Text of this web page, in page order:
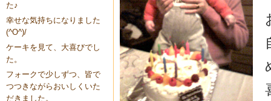
た♪
幸せな気持ちになりました
(^O^)/
ケーキを見て、大喜びでし
た。
フォークで少しずつ、皆で
つつきながらおいしくいた
だきました。